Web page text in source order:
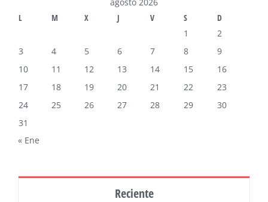
L
M X J V S
D
1
2
3
4 5 6 7 8
9
10
11 12 13 14 15
16
17
18 19 20 21 22
23
24
25 26 27 28 29
30
31
« Ene
Reciente